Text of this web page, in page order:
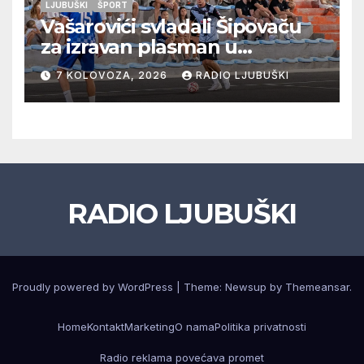
LJUBUŠKI ŠPORT
Vašarovići svladali Šipovaču
za izravan plasman u
četvrtfinale, Grab izborio
prolazak dalje, Klobuk ispao,
večeras počinje četvrtfinale
7 KOLOVOZA, 2026 RADIO LJUBUŠKI
RADIO LJUBUŠKI
Proudly powered by WordPress Theme: Newsup by Themeansar.
HomeKontaktMarketingO namaPolitika privatnosti
Radio reklama povećava promet